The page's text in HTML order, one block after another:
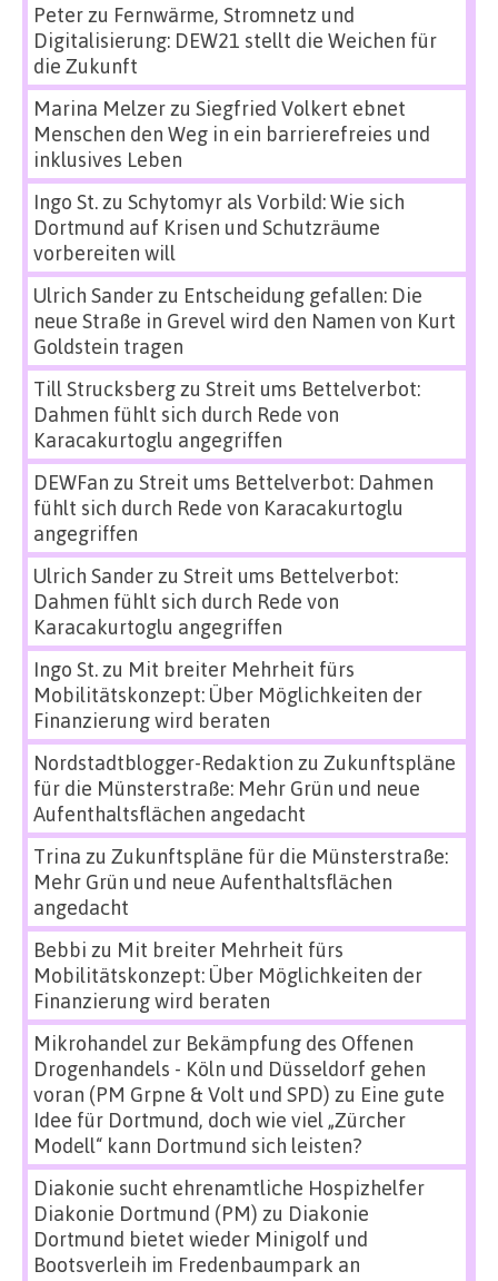
Peterzu Fernwärme, Stromnetz und
Digitalisierung: DEW21 stellt die Weichen für
die Zukunft
Marina Melzerzu Siegfried Volkert ebnet
Menschen den Weg in ein barrierefreies und
inklusives Leben
Ingo St.zu Schytomyr als Vorbild: Wie sich
Dortmund auf Krisen und Schutzräume
vorbereiten will
Ulrich Sanderzu Entscheidung gefallen: Die
neue Straße in Grevel wird den Namen von Kurt
Goldstein tragen
Till Strucksbergzu Streit ums Bettelverbot:
Dahmen fühlt sich durch Rede von
Karacakurtoglu angegriffen
DEWFan zu Streit ums Bettelverbot: Dahmen
fühlt sich durch Rede von Karacakurtoglu
angegriffen
Ulrich Sanderzu Streit ums Bettelverbot:
Dahmen fühlt sich durch Rede von
Karacakurtoglu angegriffen
Ingo St.zu Mit breiter Mehrheit fürs
Mobilitätskonzept: Über Möglichkeiten der
Finanzierung wird beraten
Nordstadtblogger-Redaktion zu Zukunftspläne
für die Münsterstraße: Mehr Grün und neue
Aufenthaltsflächen angedacht
Trina zu Zukunftspläne für die Münsterstraße:
Mehr Grün und neue Aufenthaltsflächen
angedacht
Bebbi zu Mit breiter Mehrheit fürs
Mobilitätskonzept: Über Möglichkeiten der
Finanzierung wird beraten
Mikrohandel zur Bekämpfung des Offenen
Drogenhandels - Köln und Düsseldorf gehen
voran (PM Grpne & Volt und SPD) zu Eine gute
Idee für Dortmund, doch wie viel „Zürcher
Modell“ kann Dortmund sich leisten?
Diakonie sucht ehrenamtliche Hospizhelfer
Diakonie Dortmund (PM) zu Diakonie
Dortmund bietet wieder Minigolf und
Bootsverleih im Fredenbaumpark an